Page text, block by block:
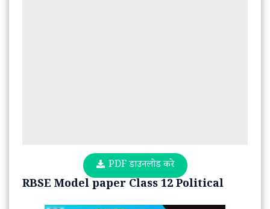
PDF डाउनलोड करे
RBSE Model paper Class 12 Political